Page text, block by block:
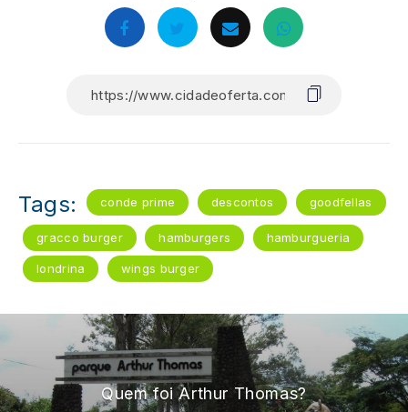
Tags: conde prime descontos goodfellas
gracco burger hamburgers hamburgueria
londrina wings burger
Quem foi Arthur Thomas?